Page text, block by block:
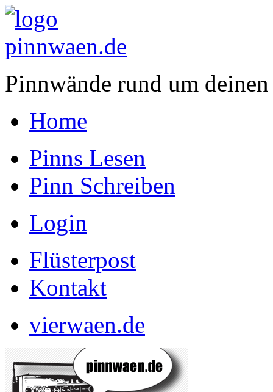
Pinnwände rund um
Home
Pinns Lesen
Pinn Schreiben
Login
Flüsterpost
Kontakt
vierwaen.de